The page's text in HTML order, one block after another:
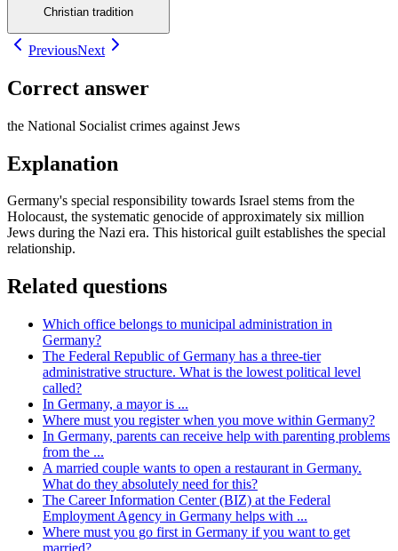
Christian tradition
PreviousNext
Correct answer
the National Socialist crimes against Jews
Explanation
Germany's special responsibility towards Israel stems from the
Holocaust, the systematic genocide of approximately six million
Jews during the Nazi era. This historical guilt establishes the special
relationship.
Related questions
Which office belongs to municipal administration in
Germany?
The Federal Republic of Germany has a three-tier
administrative structure. What is the lowest political level
called?
In Germany, a mayor is ...
Where must you register when you move within Germany?
In Germany, parents can receive help with parenting problems
from the ...
A married couple wants to open a restaurant in Germany.
What do they absolutely need for this?
The Career Information Center (BIZ) at the Federal
Employment Agency in Germany helps with ...
Where must you go first in Germany if you want to get